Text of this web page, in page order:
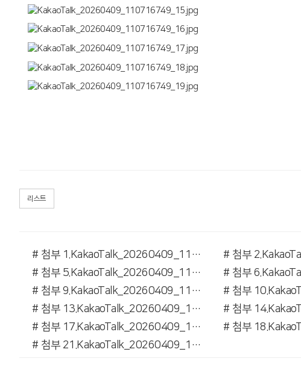
리스트
# 첨부 1.KakaoTalk_20260409_110716749_27.jpg
# 첨부 5.KakaoTalk_20260409_110716749_03 (1).jpg
# 첨부 9.KakaoTalk_20260409_110716749_07.jpg
# 첨부 13.KakaoTalk_20260409_110716749_11 (1).jpg
# 첨부 17.KakaoTalk_20260409_110716749_15.jpg
# 첨부 21.KakaoTalk_20260409_110716749_19.jpg